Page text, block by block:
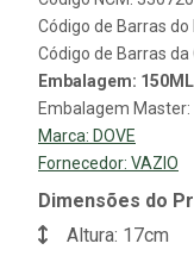
Código de Barras
Código de Barras
Embalagem: 150ML
Embalagem
Marca: DOVE
Fornecedor: VAZIO
Dimensões do
Altura: 17cm